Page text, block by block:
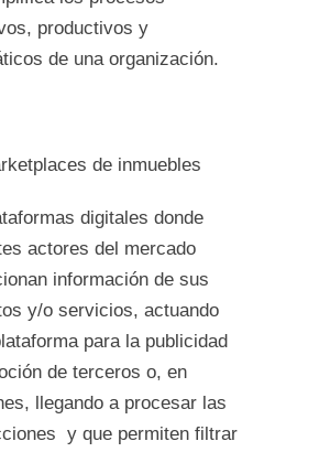
productivos y
de una organización.
de inmuebles
digitales donde
actores del mercado
información de sus
y/o servicios, actuando
para la publicidad
de terceros o, en
llegando a procesar las
y que permiten filtrar